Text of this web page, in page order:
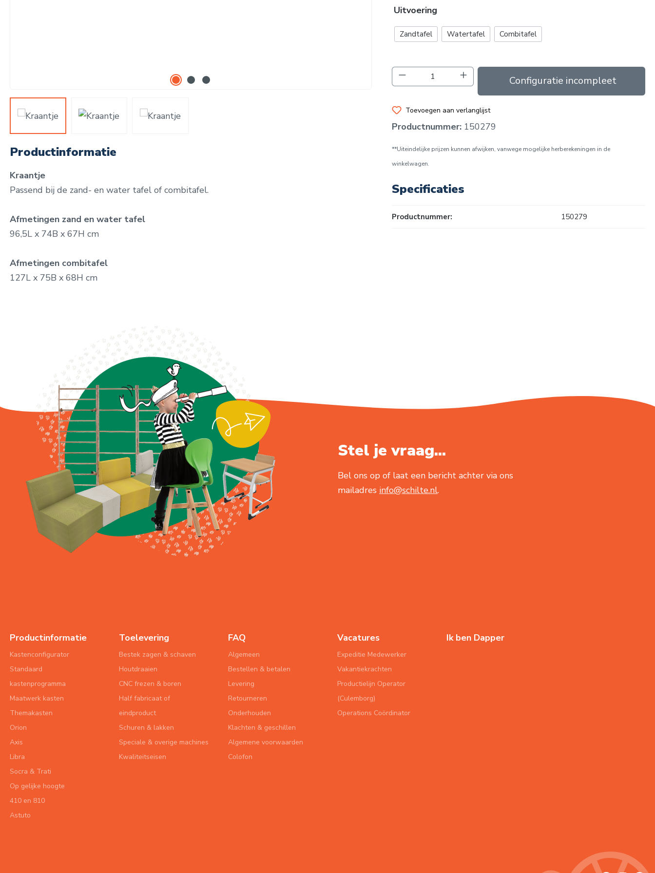
Productinformatie
Kraantje
Passend bij de zand- en water tafel of combitafel.
Afmetingen zand en water tafel
96,5L x 74B x 67H cm
Afmetingen combitafel
127L x 75B x 68H cm
Uitvoering
Zandtafel Watertafel Combitafel
Producthoeveelheid: Voer de gewenste
In de winkelmand
Toevoegen aan verlanglijst
Productnummer: 150279
**Uiteindelijke prijzen kunnen afwijken, vanwege mogelijke herberekeningen in de
winkelwagen.
Specificaties
Productnummer: 150279
Stel je vraag...
Bel ons op of laat een bericht achter via ons
mailadres info@schilte.nl.
Productinformatie
Kastenconfigurator
Standaard
kastenprogramma
Maatwerk kasten
Themakasten
Orion
Axis
Libra
Socra & Trati
Op gelijke hoogte
410 en 810
Astuto
Toelevering
Bestek zagen & schaven
Houtdraaien
CNC frezen & boren
Half fabricaat of
eindproduct
Schuren & lakken
Speciale & overige machines
Kwaliteitseisen
FAQ
Algemeen
Bestellen & betalen
Levering
Retourneren
Onderhouden
Klachten & geschillen
Algemene voorwaarden
Colofon
Vacatures
Expeditie Medewerker
Vakantiekrachten
Productielijn Operator
(Culemborg)
Operations Coördinator
Ik ben Dapper